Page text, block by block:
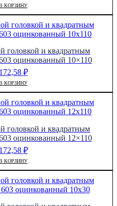
КОРЗИНУ
головкой и квадратным
оцинкованный 10×110
172,58 ₽
КОРЗИНУ
головкой и квадратным
оцинкованный 12×110
172,58 ₽
КОРЗИНУ